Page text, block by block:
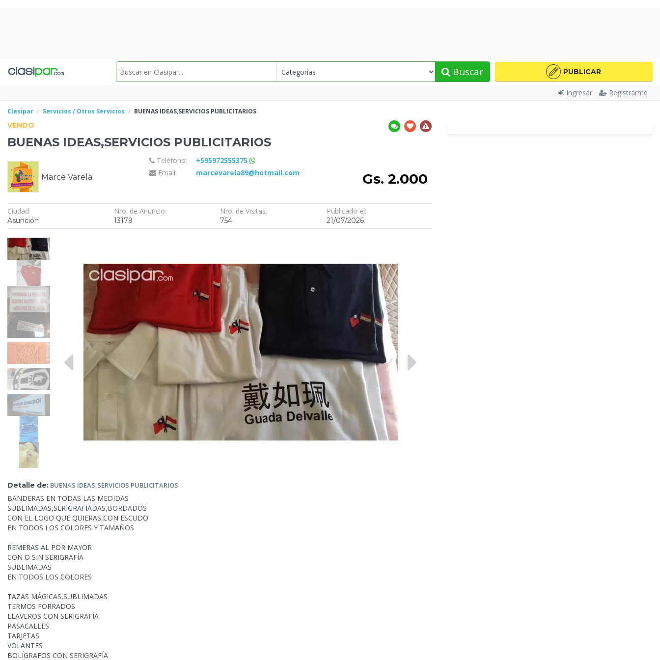
Buscar PUBLICAR
Ingresar Registrarme
Clasipar Servicios / Otros Servicios BUENAS IDEAS,SERVICIOS PUBLICITARIOS
VENDO
BUENAS IDEAS,SERVICIOS PUBLICITARIOS
Marce Varela
Teléfono:
+595972555375
Email:
marcevarela89@hotmail.com Gs. 2.000
Ciudad:
Asunción
Nro. de Anuncio:
13179
Nro. de Visitas:
754
Publicado el:
21/07/2026
Detalle de: BUENAS IDEAS,SERVICIOS PUBLICITARIOS
BANDERAS EN TODAS LAS MEDIDAS
SUBLIMADAS,SERIGRAFIADAS,BORDADOS
CON EL LOGO QUE QUIERAS,CON ESCUDO
EN TODOS LOS COLORES Y TAMAÑOS
REMERAS AL POR MAYOR
CON O SIN SERIGRAFÍA
SUBLIMADAS
EN TODOS LOS COLORES
TAZAS MÁGICAS,SUBLIMADAS
TERMOS FORRADOS
LLAVEROS CON SERIGRAFÍA
PASACALLES
TARJETAS
VOLANTES
BOLÍGRAFOS CON SERIGRAFÍA